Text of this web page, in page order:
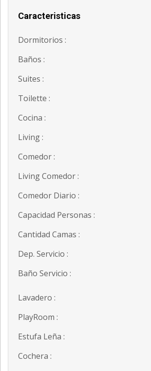
Caracteristicas
Dormitorios :
Baños :
Suites :
Toilette :
Cocina :
Living :
Comedor :
Living Comedor :
Comedor Diario :
Capacidad Personas :
Cantidad Camas :
Dep. Servicio :
Baño Servicio :
Lavadero :
PlayRoom :
Estufa Leña :
Cochera :